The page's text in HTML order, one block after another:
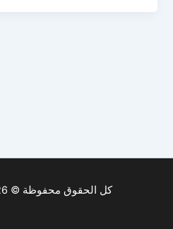
كل الحقوق محفوظة © 2026 السريع الدولي